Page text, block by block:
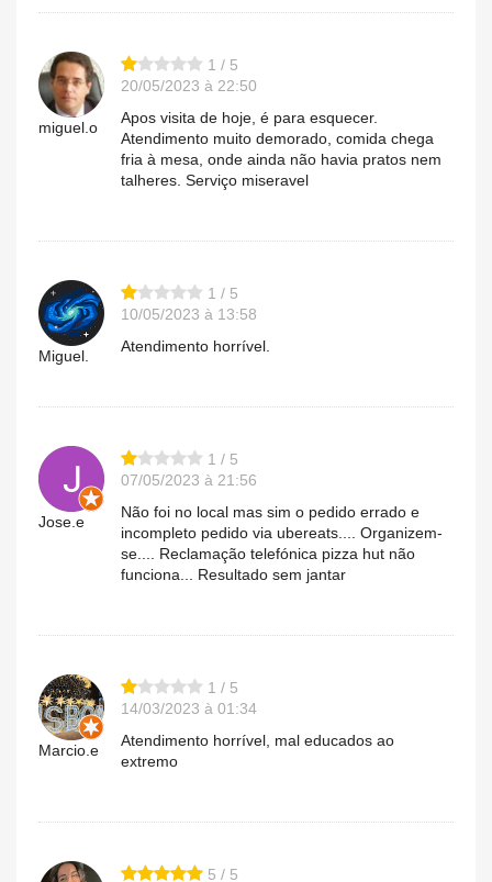
miguel.o
1 / 5
20/05/2023 à 22:50
Apos visita de hoje, é para esquecer.
Atendimento muito demorado, comida chega
fria à mesa, onde ainda não havia pratos nem
talheres. Serviço miseravel
Miguel.
1 / 5
10/05/2023 à 13:58
Atendimento horrível.
Jose.e
1 / 5
07/05/2023 à 21:56
Não foi no local mas sim o pedido errado e
incompleto pedido via ubereats.... Organizem-
se.... Reclamação telefónica pizza hut não
funciona... Resultado sem jantar
Marcio.e
1 / 5
14/03/2023 à 01:34
Atendimento horrível, mal educados ao
extremo
5 / 5